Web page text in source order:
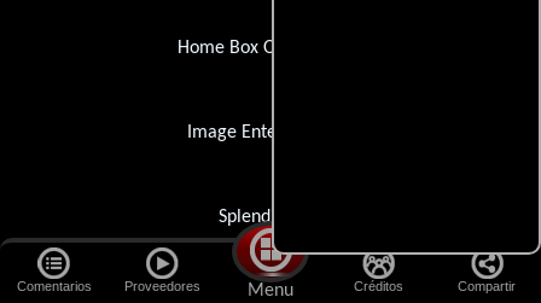
Comentarios Proveedores Menu Créditos Compartir
Home Box Office (HBO)
Image Entertainment
Splendid Film